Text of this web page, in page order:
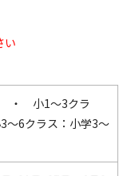
い
・ 小1～3クラ
6クラス：小学3～